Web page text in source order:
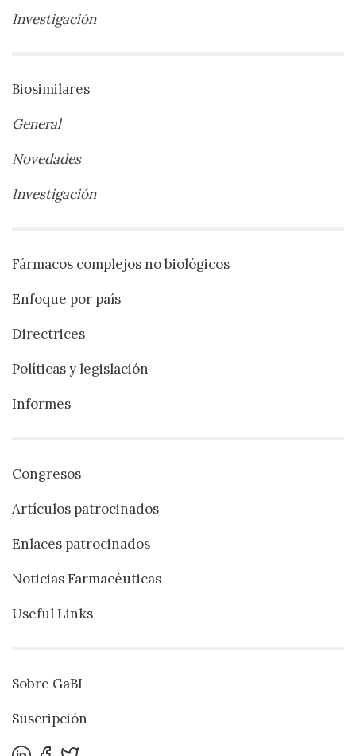
Investigación
Biosimilares
General
Novedades
Investigación
Fármacos complejos no biológicos
Enfoque por país
Directrices
Políticas y legislación
Informes
Congresos
Artículos patrocinados
Enlaces patrocinados
Noticias Farmacéuticas
Useful Links
Sobre GaBI
Suscripción